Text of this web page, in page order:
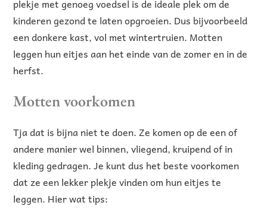
plekje met genoeg voedsel is de ideale plek om de
kinderen gezond te laten opgroeien. Dus bijvoorbeeld
een donkere kast, vol met wintertruien. Motten
leggen hun eitjes aan het einde van de zomer en in de
herfst.
Motten voorkomen
Tja dat is bijna niet te doen. Ze komen op de een of
andere manier wel binnen, vliegend, kruipend of in
kleding gedragen. Je kunt dus het beste voorkomen
dat ze een lekker plekje vinden om hun eitjes te
leggen. Hier wat tips: